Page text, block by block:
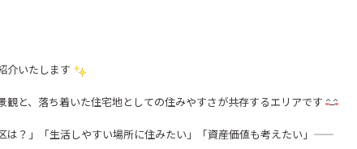
介いたします
と、落ち着いた住宅地としての住みやすさが共存するエリアです
は？」「生活しやすい場所に住みたい」「資産価値も考えたい」——